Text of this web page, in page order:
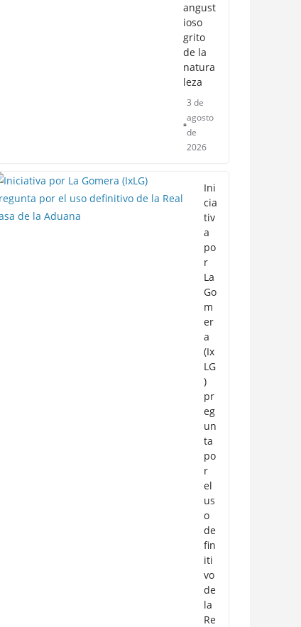
angust
ioso
grito
de la
natura
leza
3 de
agosto
de
2026
Ini
cia
tiv
a
po
r
La
Go
m
er
a
(Ix
LG
)
pr
eg
un
ta
po
r
el
us
o
de
fin
iti
vo
de
la
Re